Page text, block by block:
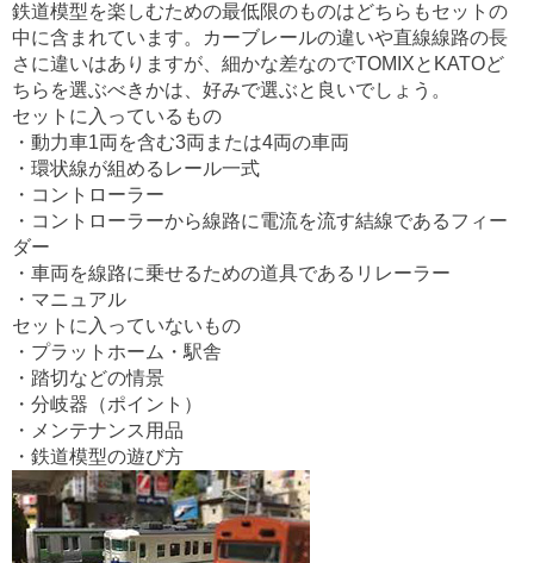
鉄道模型を楽しむための最低限のものはどちらもセットの
中に含まれています。カーブレールの違いや直線線路の長
さに違いはありますが、細かな差なのでTOMIXとKATOど
ちらを選ぶべきかは、好みで選ぶと良いでしょう。
セットに入っているもの
・動力車1両を含む3両または4両の車両
・環状線が組めるレール一式
・コントローラー
・コントローラーから線路に電流を流す結線であるフィー
ダー
・車両を線路に乗せるための道具であるリレーラー
・マニュアル
セットに入っていないもの
・プラットホーム・駅舎
・踏切などの情景
・分岐器（ポイント）
・メンテナンス用品
・鉄道模型の遊び方